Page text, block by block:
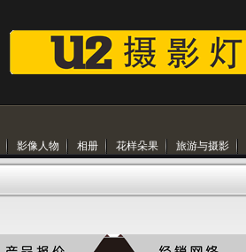
影像人物 相册 花样朵果 旅游与摄影